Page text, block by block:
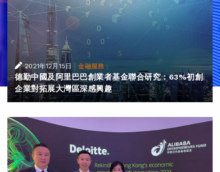
2021年12月15日 |金融服務
德勤中國及阿里巴巴創業者基金聯合研究：63%初創
企業對拓展大灣區深感興趣